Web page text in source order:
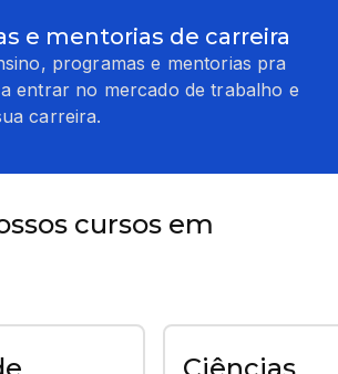
e mentorias de carreira
programas e mentorias pra
entrar no mercado de trabalho e
carreira.
cursos em